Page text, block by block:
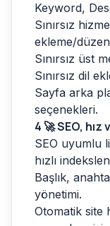
Keyword,
Sınırsız
ekleme/
Sınırsız üst
Sınırsız dil
Sayfa arka
seçenekleri.
4 🚀 SEO,
SEO uyumlu
hızlı
Başlık,
yönetimi.
Otomatik site